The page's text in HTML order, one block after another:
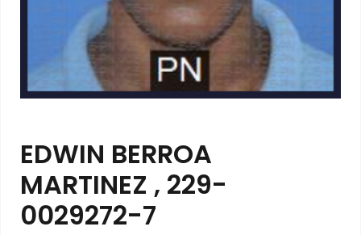
EDWIN BERROA
MARTINEZ , 229-
0029272-7